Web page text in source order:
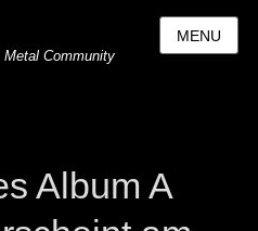
Community
MENU
Album A